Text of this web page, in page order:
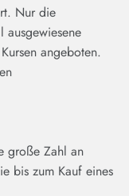
Nur die
ausgewiesene
angeboten.
große Zahl an
bis zum Kauf eines